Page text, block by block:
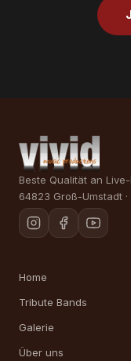
Beste Qualität an
64823 Groß-Umstadt
Home
Tribute Bands
Galerie
Über uns